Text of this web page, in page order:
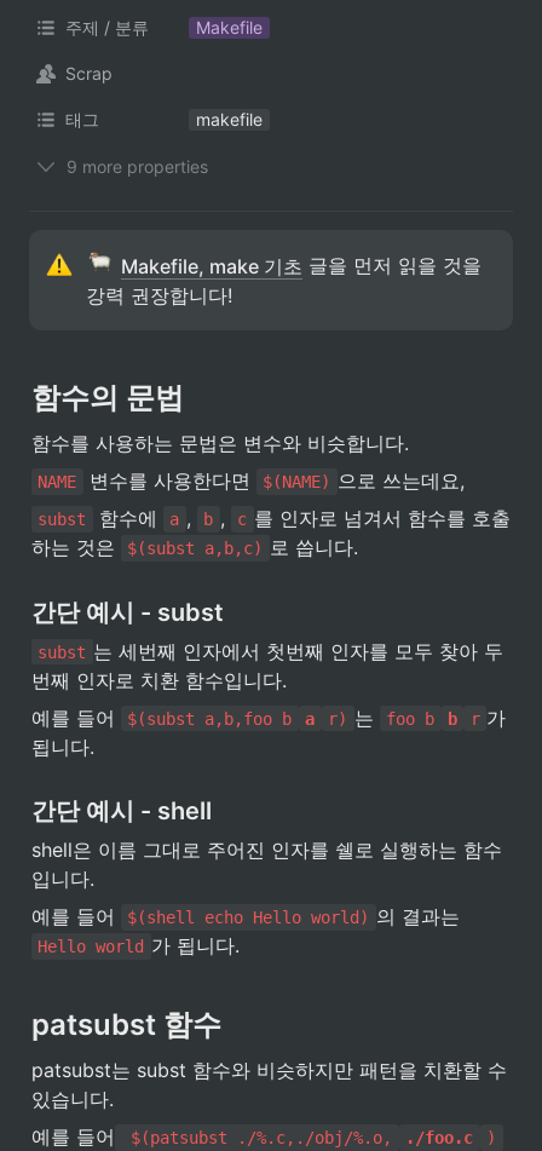
주제 / 분류 Makefile
Scrap
태그 makefile
9 more properties
Makefile, make 기초 글을 먼저 읽을 것을
강력 권장합니다!
함수의 문법
함수를 사용하는 문법은 변수와 비슷합니다.
NAME 변수를 사용한다면 $(NAME) 으로 쓰는데요,
subst 함수에 a , b , c 를 인자로 넘겨서 함수를 호출
하는 것은
$(subst a,b,c) 로 씁니다.
간단 예시 - subst
subst 는 세번째 인자에서 첫번째 인자를 모두 찾아 두
번째 인자로 치환 함수입니다.
예를 들어
$(subst a,b,foo b a r) 는 foo b b r 가
됩니다.
간단 예시 - shell
shell은 이름 그대로 주어진 인자를 쉘로 실행하는 함수
입니다.
예를 들어
$(shell echo Hello world)
Hello world 가 됩니다.
patsubst 함수
patsubst는 subst 함수와 비슷하지만 패턴을 치환할 수
있습니다.
예를 들어
$(patsubst ./%.c,./obj/%.o, ./foo.c )